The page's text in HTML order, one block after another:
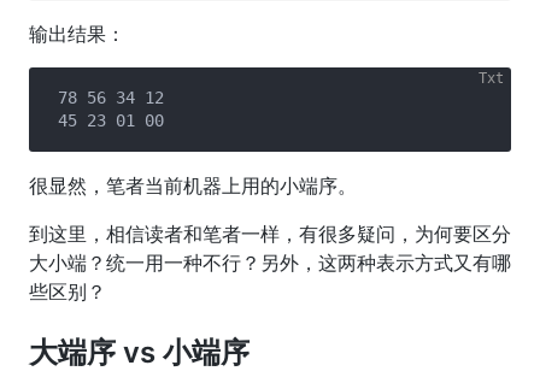
输出结果：
78 56 34 12
很显然，笔者当前机器上用的小端序。
到这里，相信读者和笔者一样，有很多疑问，为何要区分
大小端？统一用一种不行？另外，这两种表示方式又有哪
些区别？
大端序 vs 小端序